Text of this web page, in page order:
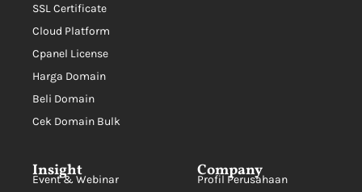
SSL Certificate
Cloud Platform
Cpanel License
Harga Domain
Beli Domain
Cek Domain Bulk
Insight
Event & Webinar
Company
Profil Perusahaan